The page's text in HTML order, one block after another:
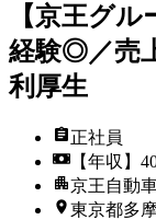
【京王グ
経験◎／売
利厚生
正社員
【年収】
京王自動
東京都多